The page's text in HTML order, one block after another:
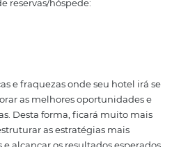
Por exemplo: seu hotel
entretanto, com uma
a do seu concorrente, que
analisar o macroambiente e
é a análise SWOT
oportunidades e
estarão claras